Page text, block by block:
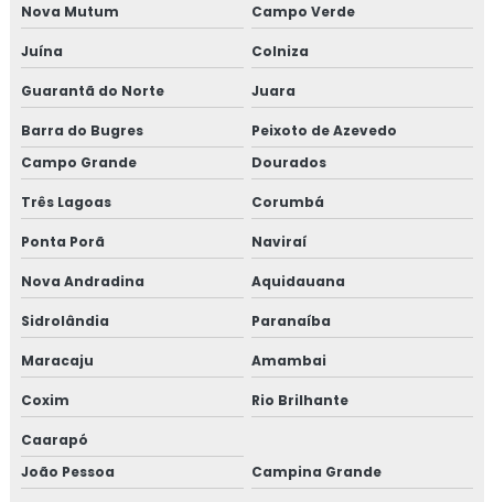
Nova Mutum Campo Verde
Juína Colniza
Guarantã do Norte Juara
Barra do Bugres
Peixoto de Azevedo
Campo Grande
Dourados
Três Lagoas Corumbá
Ponta Porã Naviraí
Nova Andradina Aquidauana
Sidrolândia Paranaíba
Maracaju Amambai
Coxim Rio Brilhante
Caarapó
João Pessoa
Campina Grande